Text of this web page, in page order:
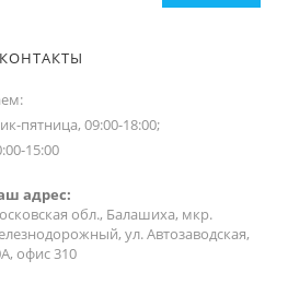
пятница, 09:00-18:00;
15:00
адрес:
обл., Балашиха, мкр.
ул. Автозаводская,
офис 310